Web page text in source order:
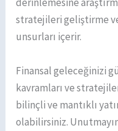
stratejileri geliştirme
unsurları içerir.
Finansal geleceğinizi
kavramları ve
bilinçli ve mantıklı
olabilirsiniz.